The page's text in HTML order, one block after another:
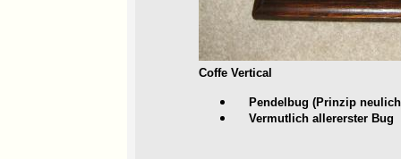
Coffe Vertical
Pendelbug (Prinzip neulich
Vermutlich allererster Bug